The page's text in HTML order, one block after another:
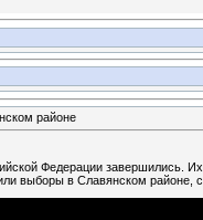
районе
Федерации завершились.
выборы в Славянском районе,